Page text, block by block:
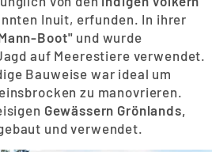
Inuit, erfunden. In ihrer
Boot" und wurde
auf Meerestiere verwendet.
Bauweise war ideal um
zu manovrieren.
Gewässern Grönlands,
und verwendet.